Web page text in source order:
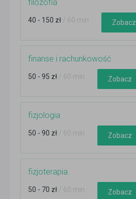
filozofia
40 - 150 zł / 60 min Zobacz
finanse i rachunkowość
50 - 95 zł / 60 min Zobacz
fizjologia
50 - 90 zł / 60 min Zobacz
fizjoterapia
50 - 70 zł / 60 min Zobacz